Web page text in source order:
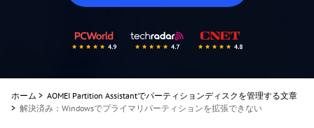
ホーム > AOMEI Partition Assistantでパーティションディスクを管理する文章
> 解決済み：Windowsでプライマリパーティションを拡張できない